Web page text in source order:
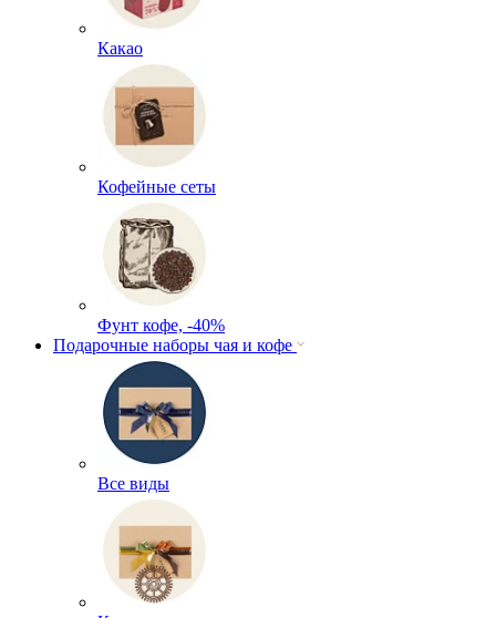
Какао
Кофейные сеты
Фунт кофе, -40%
Подарочные наборы чая и кофе
Все виды